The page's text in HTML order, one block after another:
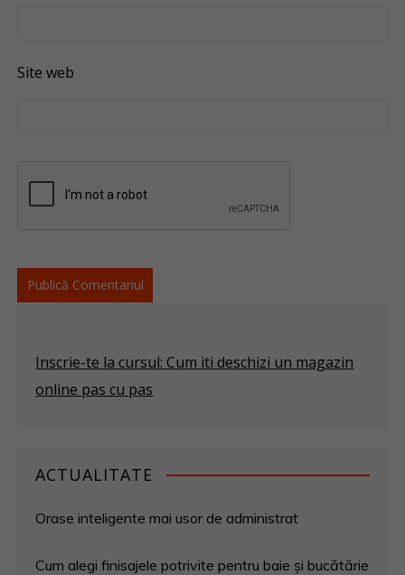
Site web
Inscrie-te la cursul: Cum iti deschizi un magazin
online pas cu pas
ACTUALITATE
Orase inteligente mai usor de administrat
Cum alegi finisajele potrivite pentru baie și bucătărie